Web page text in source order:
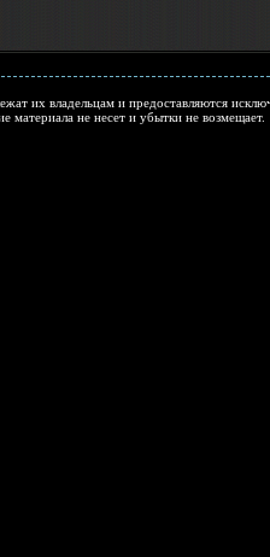
их владельцам и предоставляются
материала не несет и убытки не возмещает.